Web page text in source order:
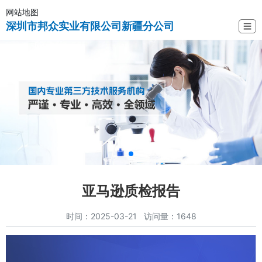
网站地图
深圳市邦众实业有限公司新疆分公司 ☰
亚马逊质检报告
时间：2025-03-21 访问量：1648